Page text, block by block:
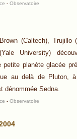
- Observatoire
Brown (Caltech), Trujillo
University)
petite planète glacée
au delà de Pluton,
dénommée Sedna.
- Observatoire